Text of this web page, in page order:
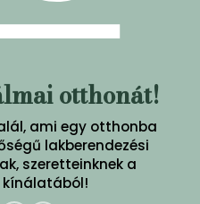
otthonát!
ami egy otthonba
lakberendezési
szeretteinknek a
kínálatából!